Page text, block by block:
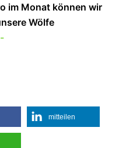
im Monat können wir
Wölfe
mitteilen